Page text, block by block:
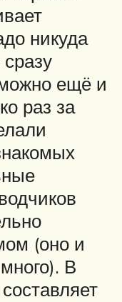
никуда
можно ещё и
раз за
(оно и
В